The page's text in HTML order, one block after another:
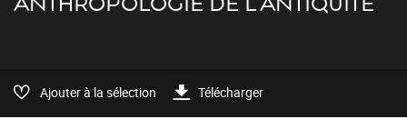
Ajouter à la sélection Télécharger